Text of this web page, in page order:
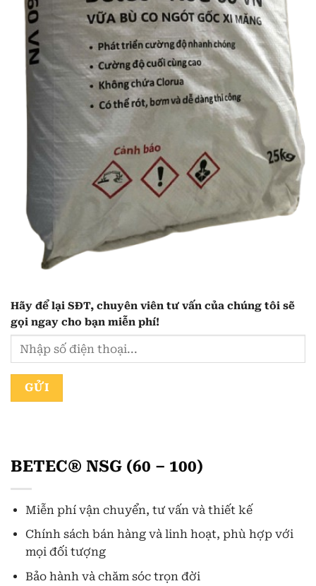
Hãy để lại SĐT, chuyên viên tư vấn của chúng tôi sẽ
gọi ngay cho bạn miễn phí!
BETEC® NSG (60 – 100)
Miễn phí vận chuyển, tư vấn và thiết kế
Chính sách bán hàng và linh hoạt, phù hợp với
mọi đối tượng
Bảo hành và chăm sóc trọn đời